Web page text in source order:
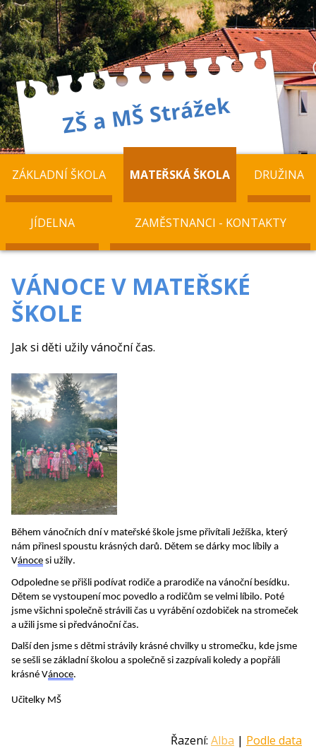
ZÁKLADNÍ ŠKOLA MATEŘSKÁ ŠKOLA DRUŽINA
JÍDELNA ZAMĚSTNANCI - KONTAKTY
VÁNOCE V MATEŘSKÉ
ŠKOLE
Jak si děti užily vánoční čas.
Během vánočních dní v mateřské škole jsme přivítali Ježíška, který
nám přinesl spoustu krásných darů. Dětem se dárky moc líbily a
Vánoce si užily.
Odpoledne se přišli podívat rodiče a prarodiče na vánoční besídku.
Dětem se vystoupení moc povedlo a rodičům se velmi líbilo. Poté
jsme všichni společně strávili čas u vyrábění ozdobiček na stromeček
a užili jsme si předvánoční čas.
Další den jsme s dětmi strávily krásné chvilky u stromečku, kde jsme
se sešli se základní školou a společně si zazpívali koledy a popřáli
krásné Vánoce.
Učitelky MŠ
Řazení: Alba | Podle data